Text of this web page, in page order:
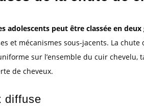
adolescents peut être classée en
et mécanismes sous-jacents. La
sur l’ensemble du cuir
de cheveux.
diffuse